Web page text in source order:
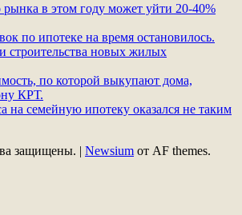
рынка в этом году может уйти 20-40%
по ипотеке на время остановилось.
строительства новых жилых
по которой выкупают дома,
КРТ.
на семейную ипотеку оказался не таким
защищены.
Newsium от AF themes.